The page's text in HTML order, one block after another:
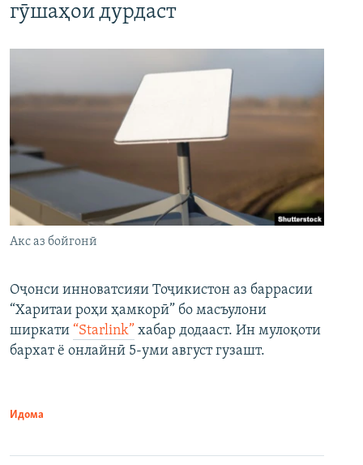
гӯшаҳои дурдаст
Акс аз бойгонӣ
Оҷонси инноватсияи Тоҷикистон аз баррасии
“Харитаи роҳи ҳамкорӣ” бо масъулони
ширкати “Starlink” хабар додааст. Ин мулоқоти
бархат ё онлайнӣ 5-уми август гузашт.
Идома